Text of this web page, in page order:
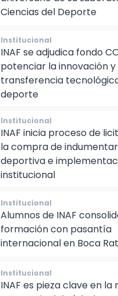
Ciencias del Deporte
Institucional
INAF se adjudica fondo
potenciar la innovación y
transferencia
deporte
Institucional
INAF inicia proceso de
la compra de
deportiva e
institucional
Institucional
Alumnos de INAF
formación con pasantía
internacional en Boca
Institucional
INAF es pieza clave en la